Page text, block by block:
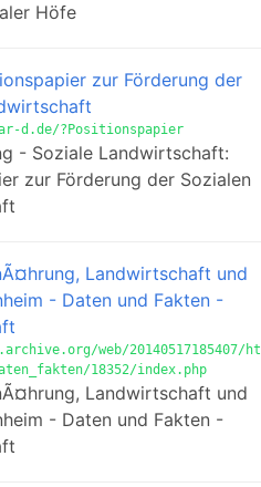
Höfe
zur Förderung der
d.de/?Positionspapier
- Soziale Landwirtschaft:
zur Förderung der Sozialen
Landwirtschaft und
- Daten und Fakten -
web/20140517185407/
18352/index.php
Landwirtschaft und
- Daten und Fakten -